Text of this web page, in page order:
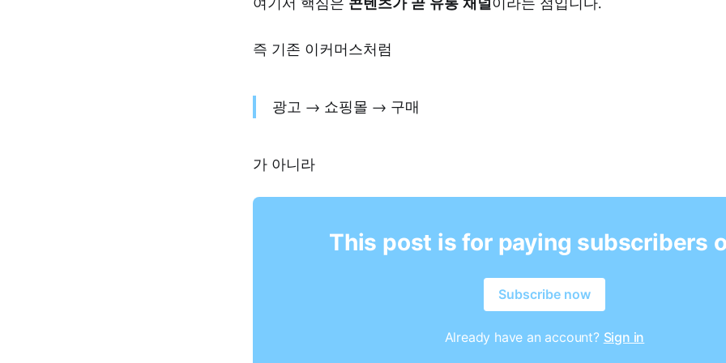
즉 기존 이커머스처럼
광고 → 쇼핑몰 → 구매
가 아니라
This post is for paying subscribers
Subscribe now
Already have an account? Sign in